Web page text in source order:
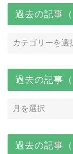
過去の記事
過去の記事（
過去の記事